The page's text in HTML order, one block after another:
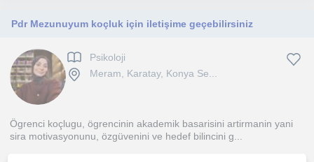
Pdr Mezunuyum koçluk için iletişime geçebilirsiniz
Psikoloji
Meram, Karatay, Konya Se...
Ögrenci koçlugu, ögrencinin akademik basarisini artirmanin yani
sira motivasyonunu, özgüvenini ve hedef bilincini g...